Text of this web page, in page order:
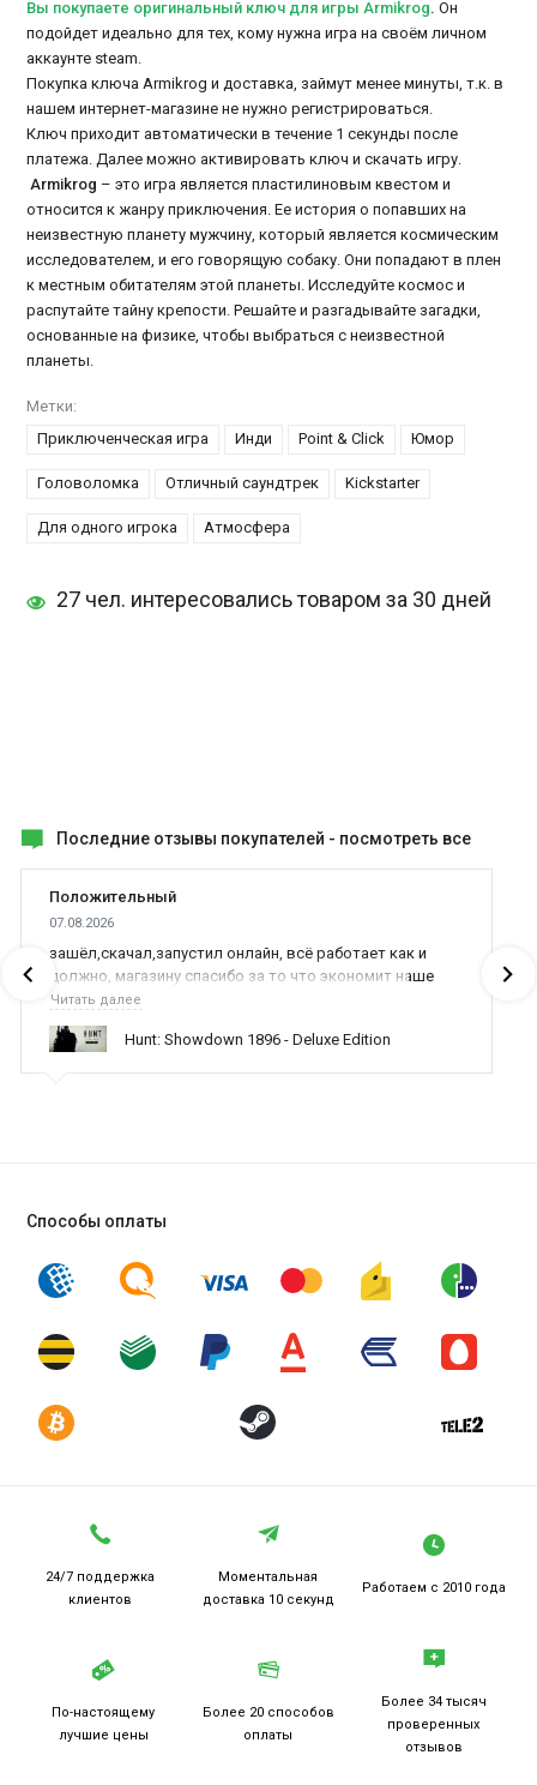
Вы покупаете оригинальный ключ для игры Armikrog. Он
подойдет идеально для тех, кому нужна игра на своём личном
аккаунте steam.
Покупка ключа Armikrog и доставка, займут менее минуты, т.к. в
нашем интернет-магазине не нужно регистрироваться.
Ключ приходит автоматически в течение 1 секунды после
платежа. Далее можно активировать ключ и скачать игру.
Armikrog – это игра является пластилиновым квестом и
относится к жанру приключения. Ее история о попавших на
неизвестную планету мужчину, который является космическим
исследователем, и его говорящую собаку. Они попадают в плен
к местным обитателям этой планеты. Исследуйте космос и
распутайте тайну крепости. Решайте и разгадывайте загадки,
основанные на физике, чтобы выбраться с неизвестной
планеты.
Метки:
Приключенческая игра
Инди Point & Click Юмор
Головоломка Отличный саундтрек Kickstarter
Для одного игрока Атмосфера
27 чел. интересовались товаром за 30 дней
Последние отзывы покупателей - посмотреть все
Положительный
07.08.2026
зашёл,скачал,запустил онлайн, всё работает как и
должно, магазину спасибо за то что экономит наше
время,нервы и деньги, ребята вы красава оказываете
поддержку населению и походу из всех только вы и
оказываете помощь
Читать далее
Hunt: Showdown 1896 - Deluxe Edition
Способы оплаты
24/7 поддержка
клиентов
Моментальная
доставка 10 секунд
Работаем с 2010 года
По-настоящему
лучшие цены
Более 20 способов
оплаты
Более 34 тысяч
проверенных
отзывов